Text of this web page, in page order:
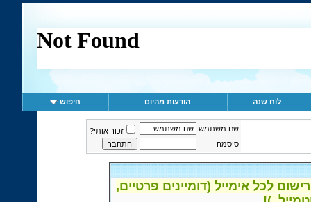
לוח שנה הודעות מהיום חיפוש
שם משתמש
זכור אותי?
סיסמה
לכל אימייל (דומיינים פרטיים,